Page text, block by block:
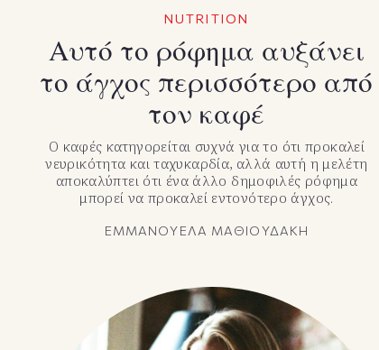
NUTRITION
Αυτό το ρόφημα αυξάνει
το άγχος περισσότερο από
τον καφέ
Ο καφές κατηγορείται συχνά για το ότι προκαλεί
νευρικότητα και ταχυκαρδία, αλλά αυτή η μελέτη
αποκαλύπτει ότι ένα άλλο δημοφιλές ρόφημα
μπορεί να προκαλεί εντονότερο άγχος.
ΕΜΜΑΝΟΥΕΛΑ ΜΑΘΙΟΥΔΑΚΗ